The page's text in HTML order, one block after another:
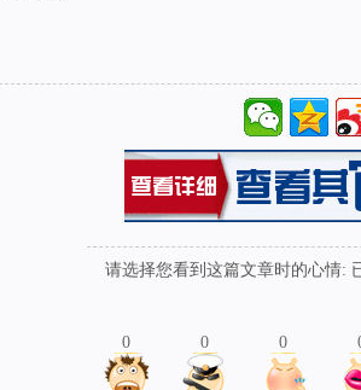
请选择您看到这篇文章时的心情:
0 0 0